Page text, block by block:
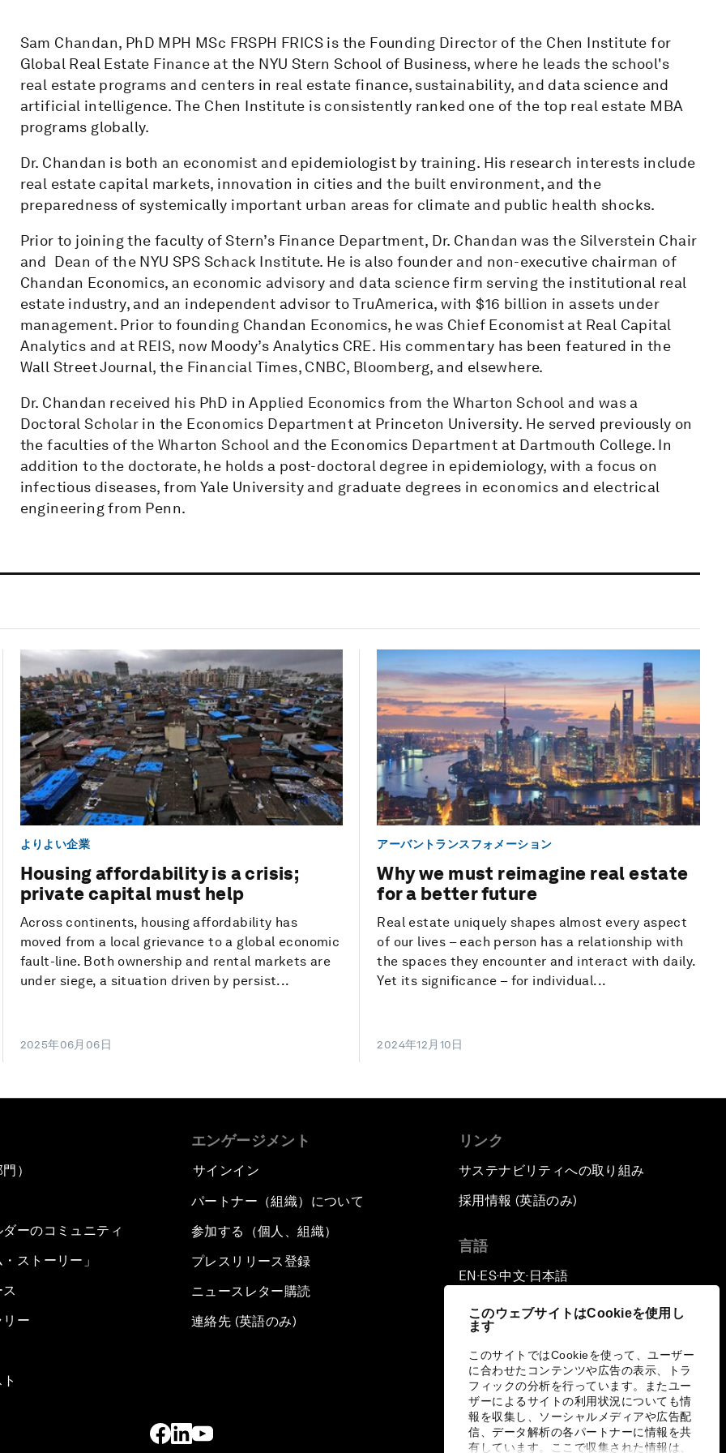
このウェブサイトはCookieを使用し
ます
このサイトではCookieを使って、ユーザー
に合わせたコンテンツや広告の表示、トラ
フィックの分析を行っています。またユー
ザーによるサイトの利用状況についても情
報を収集し、ソーシャルメディアや広告配
信、データ解析の各パートナーに情報を共
有しています。ここで収集された情報は、
Sam Chandan, PhD MPH MSc FRSPH FRICS is the Founding Director of the Chen Institute for
Global Real Estate Finance at the NYU Stern School of Business, where he leads the school's
real estate programs and centers in real estate finance, sustainability, and data science and
artificial intelligence. The Chen Institute is consistently ranked one of the top real estate MBA
programs globally.
Dr. Chandan is both an economist and epidemiologist by training. His research interests include
real estate capital markets, innovation in cities and the built environment, and the
preparedness of systemically important urban areas for climate and public health shocks.
Prior to joining the faculty of Stern’s Finance Department, Dr. Chandan was the Silverstein Chair
and Dean of the NYU SPS Schack Institute. He is also founder and non-executive chairman of
Chandan Economics, an economic advisory and data science firm serving the institutional real
estate industry, and an independent advisor to TruAmerica, with $16 billion in assets under
management. Prior to founding Chandan Economics, he was Chief Economist at Real Capital
Analytics and at REIS, now Moody’s Analytics CRE. His commentary has been featured in the
Wall Street Journal, the Financial Times, CNBC, Bloomberg, and elsewhere.
Dr. Chandan received his PhD in Applied Economics from the Wharton School and was a
Doctoral Scholar in the Economics Department at Princeton University. He served previously on
the faculties of the Wharton School and the Economics Department at Dartmouth College. In
addition to the doctorate, he holds a post-doctoral degree in epidemiology, with a focus on
infectious diseases, from Yale University and graduate degrees in economics and electrical
engineering from Penn.
よりよい企業
Housing affordability is a crisis;
private capital must help
Across continents, housing affordability has
moved from a local grievance to a global economic
fault-line. Both ownership and rental markets are
under siege, a situation driven by persist...
2025年06月06日
アーバントランスフォメーション
Why we must reimagine real estate
for a better future
Real estate uniquely shapes almost every aspect
of our lives – each person has a relationship with
the spaces they encounter and interact with daily.
Yet its significance – for individual...
2024年12月10日
）
ーのコミュニティ
ストーリー」
ー
エンゲージメント
サインイン
パートナー（組織）について
参加する（個人、組織）
プレスリリース登録
ニュースレター購読
連絡先 (英語のみ)
リンク
サステナビリティへの取り組み
採用情報 (英語のみ)
言語
EN ▪ ES▪中文▪ 日本語